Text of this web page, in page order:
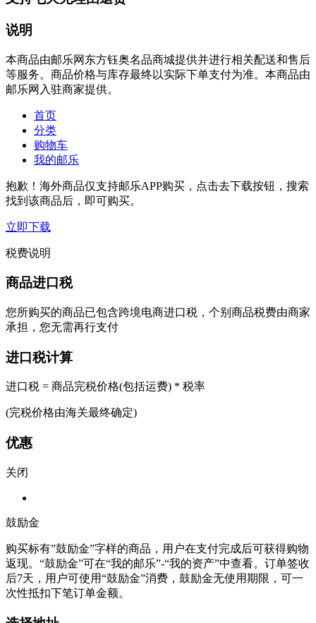
说明
本商品由邮乐网东方钰奥名品商城提供并进行相关配送和售后
等服务。商品价格与库存最终以实际下单支付为准。本商品由
邮乐网入驻商家提供。
首页
分类
购物车
我的邮乐
抱歉！海外商品仅支持邮乐APP购买，点击去下载按钮，搜索
找到该商品后，即可购买。
立即下载
税费说明
商品进口税
您所购买的商品已包含跨境电商进口税，个别商品税费由商家
承担，您无需再行支付
进口税计算
进口税 = 商品完税价格(包括运费) * 税率
(完税价格由海关最终确定)
优惠
关闭
鼓励金
购买标有”鼓励金”字样的商品，用户在支付完成后可获得购物
返现。“鼓励金”可在“我的邮乐”-“我的资产”中查看。订单签收
后7天，用户可使用“鼓励金”消费，鼓励金无使用期限，可一
次性抵扣下笔订单金额。